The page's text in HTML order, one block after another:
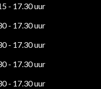
- 17.30 uur
- 17.30 uur
- 17.30 uur
- 17.30 uur
- 17.30 uur